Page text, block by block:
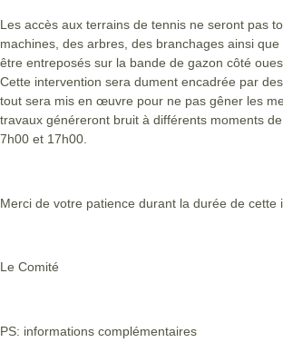
Les accès aux terrains de tennis ne seront pas
machines, des arbres, des branchages ainsi
être entreposés sur la bande de gazon côté
Cette intervention sera dument encadrée par
tout sera mis en œuvre pour ne pas gêner les
travaux généreront bruit à différents moments
7h00 et 17h00.
Merci de votre patience durant la durée de cette
Le Comité
PS: informations complémentaires